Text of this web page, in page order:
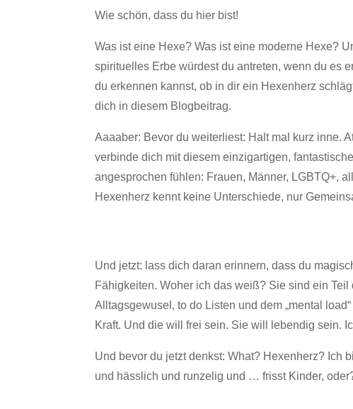
Wie schön, dass du hier bist!
Was ist eine Hexe? Was ist eine moderne Hexe?
spirituelles Erbe würdest du antreten, wenn du es
du erkennen kannst, ob in dir ein Hexenherz
dich in diesem Blogbeitrag.
Aaaaber: Bevor du weiterliest: Halt mal kurz inne.
verbinde dich mit diesem einzigartigen,
angesprochen fühlen: Frauen, Männer, LGBTQ+,
Hexenherz kennt keine Unterschiede, nur
Und jetzt: lass dich daran erinnern, dass du
Fähigkeiten. Woher ich das weiß? Sie sind ein
Alltagsgewusel, to do Listen und dem „mental
Kraft. Und die will frei sein. Sie will lebendig sein.
Und bevor du jetzt denkst: What? Hexenherz?
und hässlich und runzelig und … frisst Kinder,